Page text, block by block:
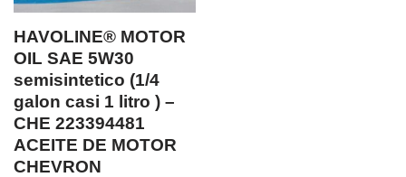
HAVOLINE® MOTOR
OIL SAE 5W30
semisintetico (1/4
galon casi 1 litro ) –
CHE 223394481
ACEITE DE MOTOR
CHEVRON